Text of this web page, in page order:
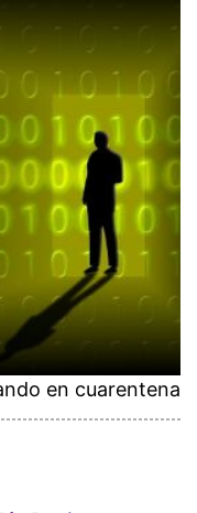
en cuarentena